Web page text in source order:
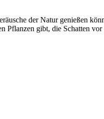
der Natur genießen
gibt, die Schatten